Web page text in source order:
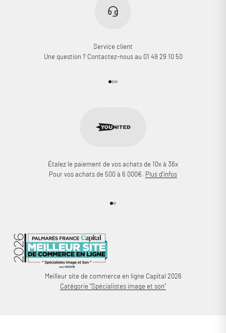
Service client
Une question ? Contactez-nous au 01 49 29 10 50
Aller à l'élément 1
Aller à l'élément 2
Aller à l'élément 3
Étalez le paiement de vos achats de 10x à 36x
Pour vos achats de 500 à 6 000€. Plus d'infos
Aller à l'élément 1
Aller à l'élément 2
Meilleur site de commerce en ligne Capital 2026
Catégorie "Spécialistes image et son"